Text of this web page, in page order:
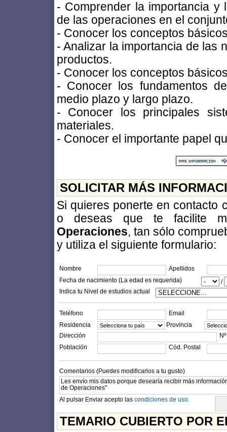
- Comprender la importancia y
de las operaciones en el
- Conocer los conceptos
- Analizar la importancia de las
productos.
- Conocer los conceptos
- Conocer los fundamentos
medio plazo y largo plazo.
- Conocer los principales
materiales.
- Conocer el importante papel
SOLICITAR MÁS
Si quieres ponerte en contacto
o deseas que te facilite
Operaciones, tan sólo
y utiliza el siguiente formulario:
Nombre
Apellidos
Fecha de nacimiento (La edad es requerida)
/
Indica tu Nivel de estudios actual
Teléfono
Email
Residencia
Provincia
Dirección
Nº
Población
Cód. Postal
Comentarios (Puedes modificarlos a tu gusto)
Al pulsar Enviar acepto las condiciones de uso.
TEMARIO CUBIERTO POR